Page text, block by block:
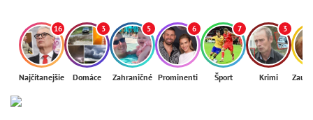
16
Najčítanejšie
3
Domáce
5
Zahraničné
6
Prominenti
7
Šport
3
Krimi